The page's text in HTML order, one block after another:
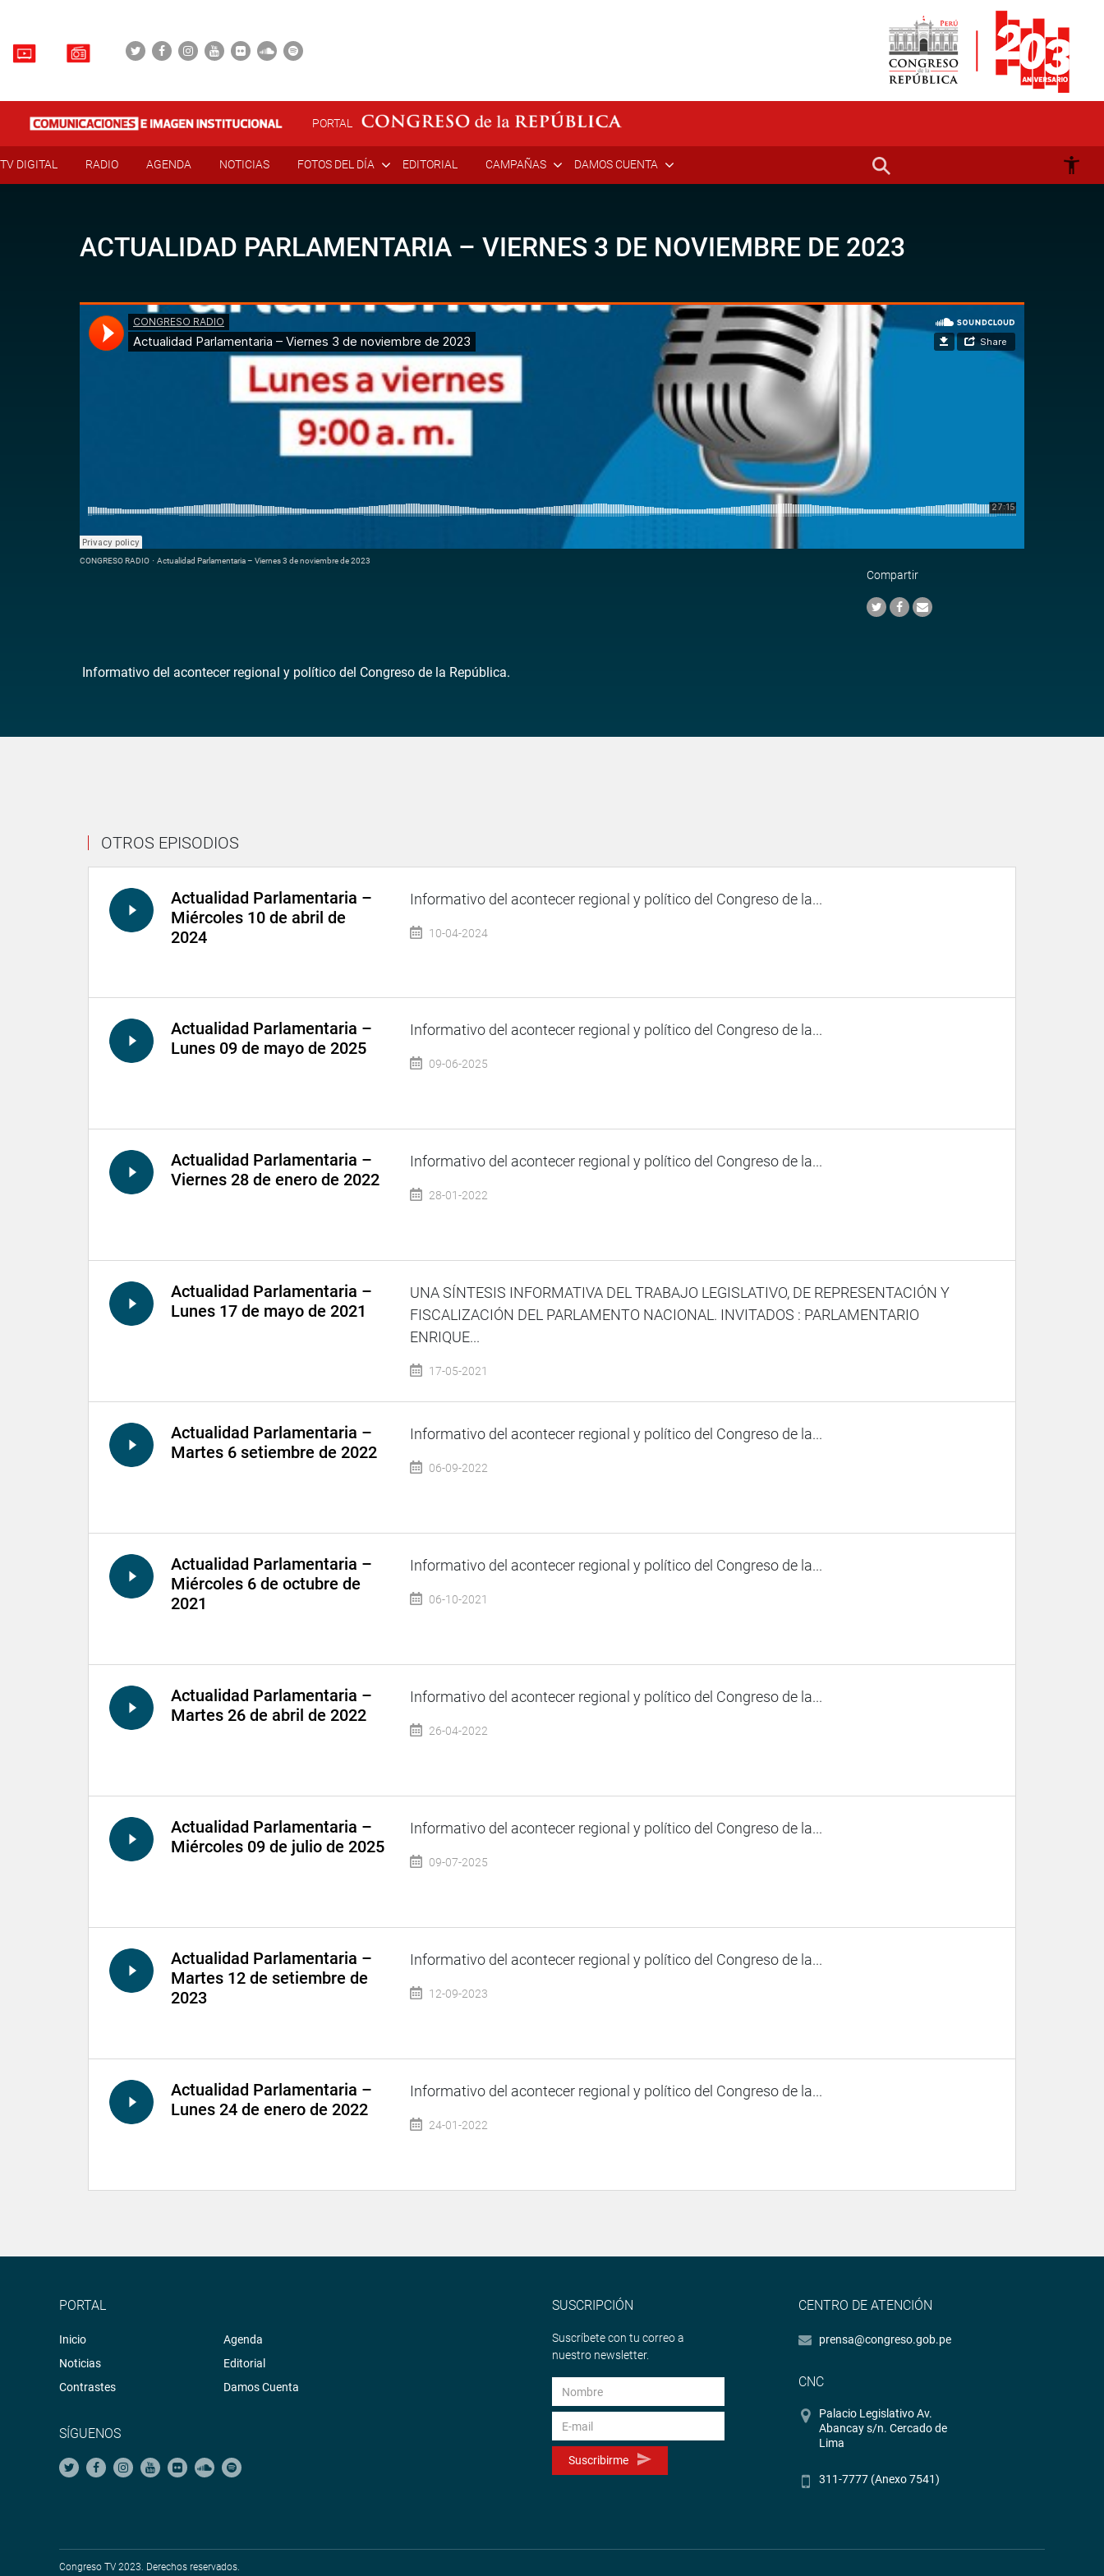
PORTAL
TV DIGITAL RADIO AGENDA NOTICIAS FOTOS DEL DÍA EDITORIAL CAMPAÑAS DAMOS CUENTA
ACTUALIDAD PARLAMENTARIA – VIERNES 3 DE NOVIEMBRE DE 2023
CONGRESO RADIO · Actualidad Parlamentaria – Viernes 3 de noviembre de 2023
Compartir
Informativo del acontecer regional y político del Congreso de la República.
OTROS EPISODIOS
Actualidad Parlamentaria –
Miércoles 10 de abril de
2024
Informativo del acontecer regional y político del Congreso de la...
10-04-2024
Actualidad Parlamentaria –
Lunes 09 de mayo de 2025
Informativo del acontecer regional y político del Congreso de la...
09-06-2025
Actualidad Parlamentaria –
Viernes 28 de enero de 2022
Informativo del acontecer regional y político del Congreso de la...
28-01-2022
Actualidad Parlamentaria –
Lunes 17 de mayo de 2021
UNA SÍNTESIS INFORMATIVA DEL TRABAJO LEGISLATIVO, DE REPRESENTACIÓN Y
FISCALIZACIÓN DEL PARLAMENTO NACIONAL. INVITADOS : PARLAMENTARIO
ENRIQUE...
17-05-2021
Actualidad Parlamentaria –
Martes 6 setiembre de 2022
Informativo del acontecer regional y político del Congreso de la...
06-09-2022
Actualidad Parlamentaria –
Miércoles 6 de octubre de
2021
Informativo del acontecer regional y político del Congreso de la...
06-10-2021
Actualidad Parlamentaria –
Martes 26 de abril de 2022
Informativo del acontecer regional y político del Congreso de la...
26-04-2022
Actualidad Parlamentaria –
Miércoles 09 de julio de 2025
Informativo del acontecer regional y político del Congreso de la...
09-07-2025
Actualidad Parlamentaria –
Martes 12 de setiembre de
2023
Informativo del acontecer regional y político del Congreso de la...
12-09-2023
Actualidad Parlamentaria –
Lunes 24 de enero de 2022
Informativo del acontecer regional y político del Congreso de la...
24-01-2022
PORTAL
Inicio
Noticias
Contrastes
Agenda
Editorial
Damos Cuenta
SÍGUENOS
SUSCRIPCIÓN
Suscríbete con tu correo a
nuestro newsletter.
Suscribirme
CENTRO DE ATENCIÓN
prensa@congreso.gob.pe
CNC
Palacio Legislativo Av.
Abancay s/n. Cercado de
Lima
311-7777 (Anexo 7541)
Congreso TV 2023. Derechos reservados.